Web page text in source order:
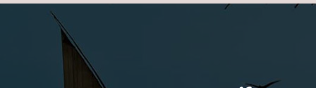
Skip to main content